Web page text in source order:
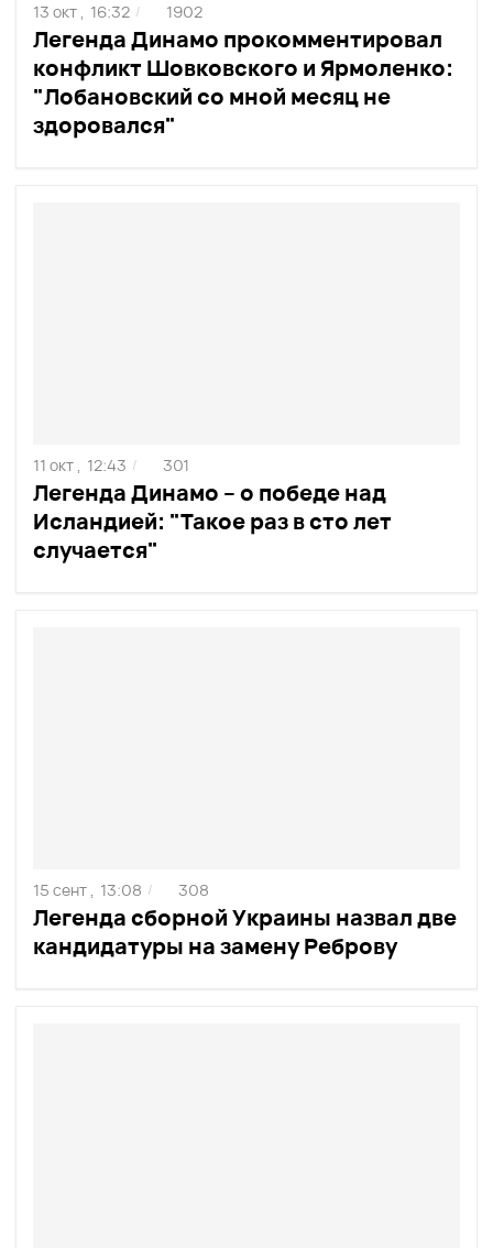
Легенда Динамо прокомментировал
конфликт Шовковского и Ярмоленко:
"Лобановский со мной месяц не
здоровался"
13 окт , 16:32 / 1902
Легенда Динамо – о победе над
Исландией: "Такое раз в сто лет
случается"
11 окт , 12:43 / 301
Легенда сборной Украины назвал две
кандидатуры на замену Реброву
15 сент , 13:08 / 308